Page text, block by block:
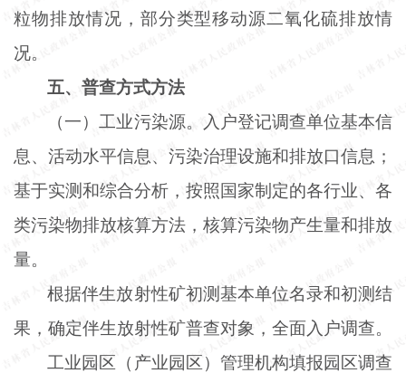
粒物排放情况，部分类型移动源二氧化硫排放情
况。
五、普查方式方法
（一）工业污染源。入户登记调查单位基本信
息、活动水平信息、污染治理设施和排放口信息；
基于实测和综合分析，按照国家制定的各行业、各
类污染物排放核算方法，核算污染物产生量和排放
量。
根据伴生放射性矿初测基本单位名录和初测结
果，确定伴生放射性矿普查对象，全面入户调查。
工业园区（产业园区）管理机构填报园区调查